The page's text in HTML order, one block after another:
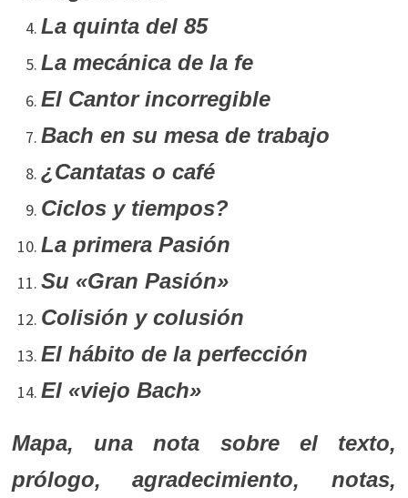
La quinta del 85
La mecánica de la fe
El Cantor incorregible
Bach en su mesa de trabajo
¿Cantatas o café
Ciclos y tiempos?
La primera Pasión
Su «Gran Pasión»
Colisión y colusión
El hábito de la perfección
El «viejo Bach»
Mapa, una nota sobre el texto,
prólogo, agradecimiento, notas,